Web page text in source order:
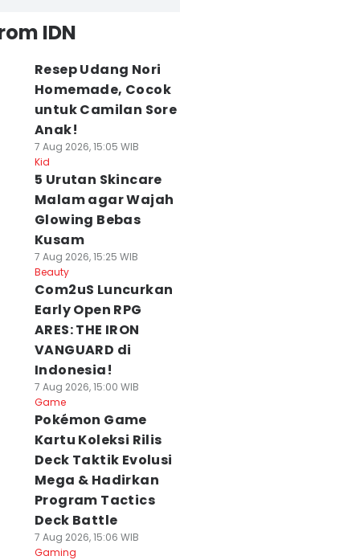
IDN
Resep Udang Nori
Homemade, Cocok
untuk Camilan Sore
Anak!
7 Aug 2026, 15:05 WIB
Kid
5 Urutan Skincare
Malam agar Wajah
Glowing Bebas
Kusam
7 Aug 2026, 15:25 WIB
Beauty
Com2uS Luncurkan
Early Open RPG
ARES: THE IRON
VANGUARD di
Indonesia!
7 Aug 2026, 15:00 WIB
Game
Pokémon Game
Kartu Koleksi Rilis
Deck Taktik Evolusi
Mega & Hadirkan
Program Tactics
Deck Battle
7 Aug 2026, 15:06 WIB
Gaming